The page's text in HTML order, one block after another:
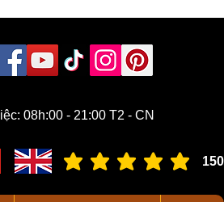
08h:00 - 21:00 T2 - CN
150
đánh giá trung bình là 3 /